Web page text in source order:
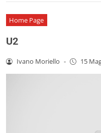
Home Page
U2
Ivano Moriello - 15